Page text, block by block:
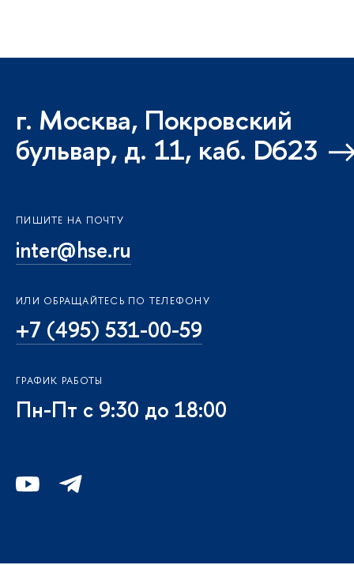
г. Москва, Покровский
бульвар, д. 11, каб. D623
ПИШИТЕ НА ПОЧТУ
inter@hse.ru
ИЛИ ОБРАЩАЙТЕСЬ ПО ТЕЛЕФОНУ
+7 (495) 531-00-59
ГРАФИК РАБОТЫ
Пн-Пт с 9:30 до 18:00